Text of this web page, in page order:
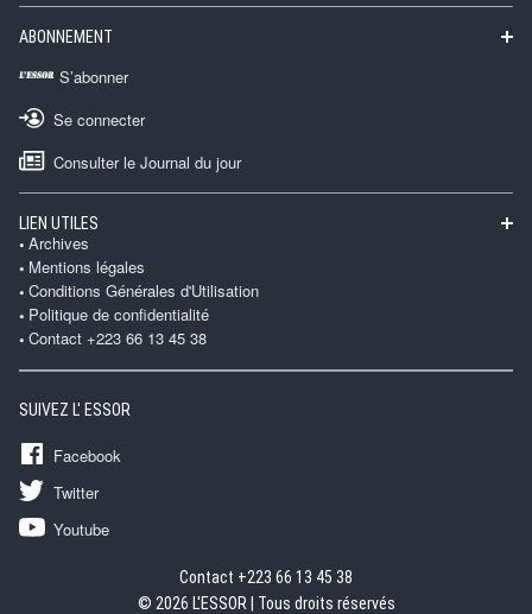
ABONNEMENT
S’abonner
Se connecter
Consulter le Journal du jour
LIEN UTILES
Archives
Mentions légales
Conditions Générales d'Utilisation
Politique de confidentialité
Contact +223 66 13 45 38
SUIVEZ L' ESSOR
Facebook
Twitter
Youtube
Contact +223 66 13 45 38
© 2026 L'ESSOR | Tous droits réservés